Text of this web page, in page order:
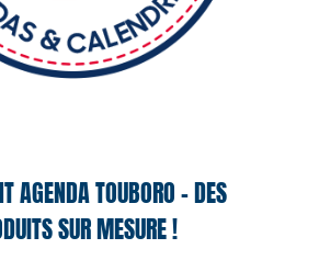
AGENDA TOUBORO – DES
SUR MESURE !